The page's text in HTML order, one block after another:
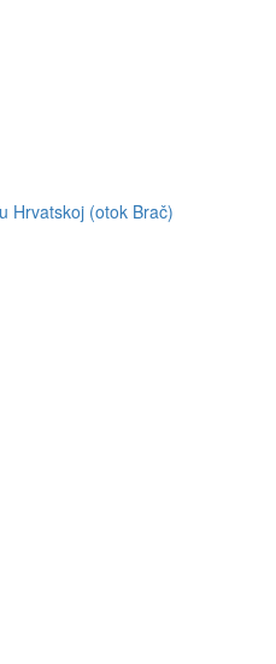
Hrvatskoj (otok Brač)